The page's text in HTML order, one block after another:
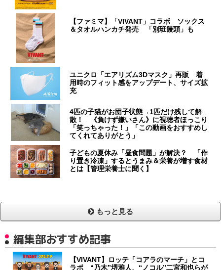
【ファミマ】「VIVANT」コラボ ソックス
＆タオルハンカチ発売 「別班饅頭」も
ユニクロ「エアリズム3Dマスク」再販 着
用時のフィット感をアップデート、サイズ拡
充
4匹の子猫がお団子状態→1匹だけ残して解
散！ 《負けず嫌いさん》に視聴者ほっこり
「笑っちゃった！」「この動画をおすすめし
てくれてありがとう」
子どもの夏休み「昼食問題」が解決？ 「作
り置き冷凍」するとうまみ＆栄養が増す食材
とは【管理栄養士に聞く】
もっと見る
編集部おすすめ記事
【VIVANT】ロッテ「コアラのマーチ」とコ
ラボ “乃木”堺雅人、“ノコル”二宮和也らが